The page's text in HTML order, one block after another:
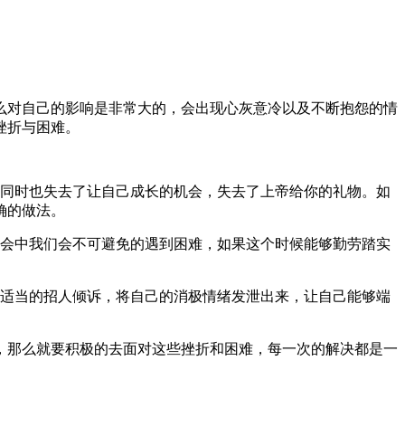
自己的影响是非常大的，会出现心灰意冷以及不断抱怨的情
折与困难。
也失去了让自己成长的机会，失去了上帝给你的礼物。如
做法。
我们会不可避免的遇到困难，如果这个时候能够勤劳踏实
的招人倾诉，将自己的消极情绪发泄出来，让自己能够端
么就要积极的去面对这些挫折和困难，每一次的解决都是一